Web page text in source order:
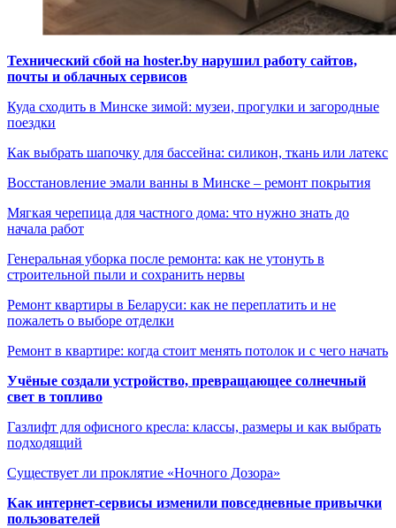
Технический сбой на hoster.by нарушил работу сайтов,
почты и облачных сервисов
Куда сходить в Минске зимой: музеи, прогулки и загородные
поездки
Как выбрать шапочку для бассейна: силикон, ткань или латекс
Восстановление эмали ванны в Минске – ремонт покрытия
Мягкая черепица для частного дома: что нужно знать до
начала работ
Генеральная уборка после ремонта: как не утонуть в
строительной пыли и сохранить нервы
Ремонт квартиры в Беларуси: как не переплатить и не
пожалеть о выборе отделки
Ремонт в квартире: когда стоит менять потолок и с чего начать
Учёные создали устройство, превращающее солнечный
свет в топливо
Газлифт для офисного кресла: классы, размеры и как выбрать
подходящий
Существует ли проклятие «Ночного Дозора»
Как интернет-сервисы изменили повседневные привычки
пользователей